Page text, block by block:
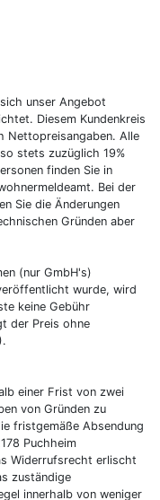
unser Angebot
Diesem Kundenkreis
Nettopreisangaben. Alle
stets zuzüglich 19%
finden Sie in
Bei der
Sie die Änderungen
Gründen aber
(nur GmbH's)
wurde, wird
keine Gebühr
der Preis ohne
einer Frist von zwei
von Gründen zu
fristgemäße Absendung
Puchheim
Widerrufsrecht erlischt
zuständige
innerhalb von weniger